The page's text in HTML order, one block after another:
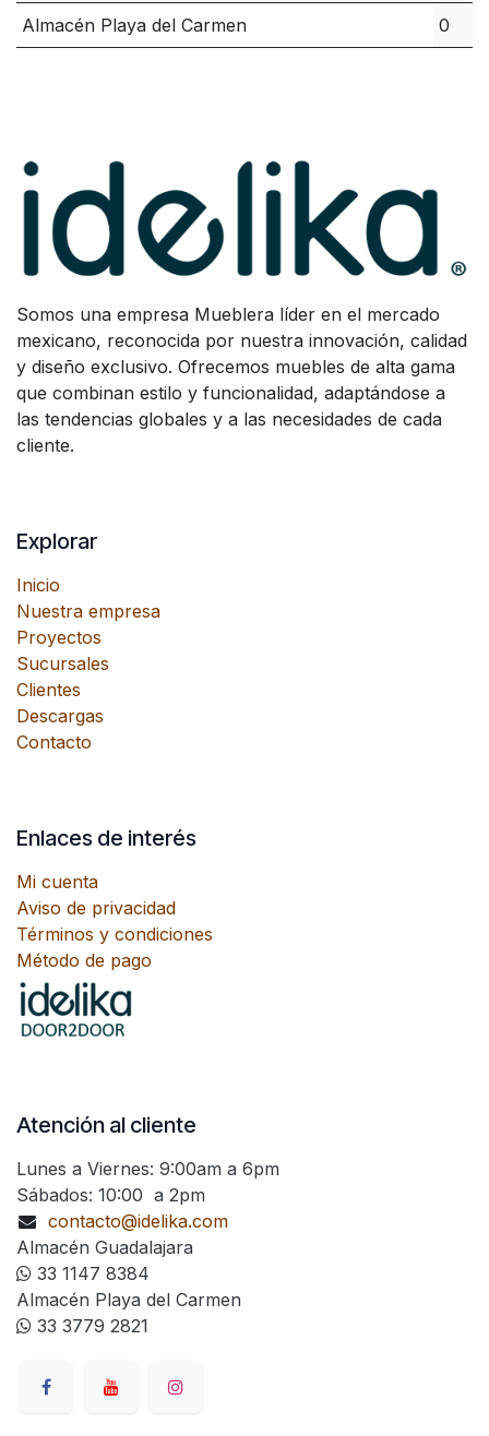
Almacén Playa del Carmen 0
Somos una empresa Mueblera líder en el mercado
mexicano, reconocida por nuestra innovación, calidad
y diseño exclusivo. Ofrecemos muebles de alta gama
que combinan estilo y funcionalidad, adaptándose a
las tendencias globales y a las necesidades de cada
cliente.
Explorar
Inicio
Nuestra empresa
Proyectos
Sucursales
Clientes
Descargas
Contacto
Enlaces de interés
Mi cuenta
Aviso de privacidad
Términos y condiciones
Método de pago
Atención al cliente
Lunes a Viernes: 9:00am a 6pm
Sábados: 10:00 a 2pm
contacto@idelika.com
Almacén Guadalajara
33 1147 8384
Almacén Playa del Carmen
33 3779 2821